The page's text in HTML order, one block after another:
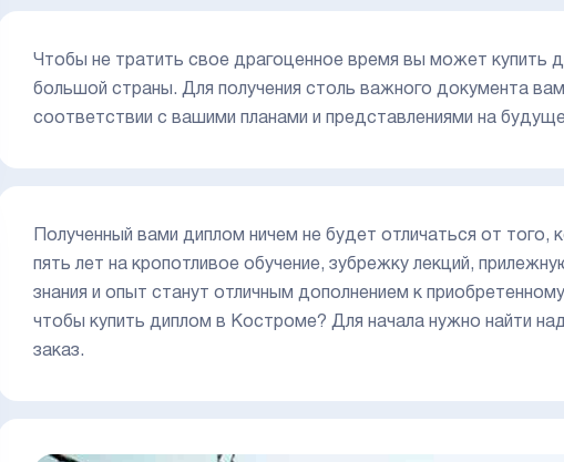
Чтобы не тратить свое драгоценное время вы может
большой страны. Для получения столь важного документа
соответствии с вашими планами и представлениями на
Полученный вами диплом ничем не будет отличаться от
пять лет на кропотливое обучение, зубрежку лекций,
знания и опыт станут отличным дополнением к
чтобы купить диплом в Костроме? Для начала нужно найти
заказ.